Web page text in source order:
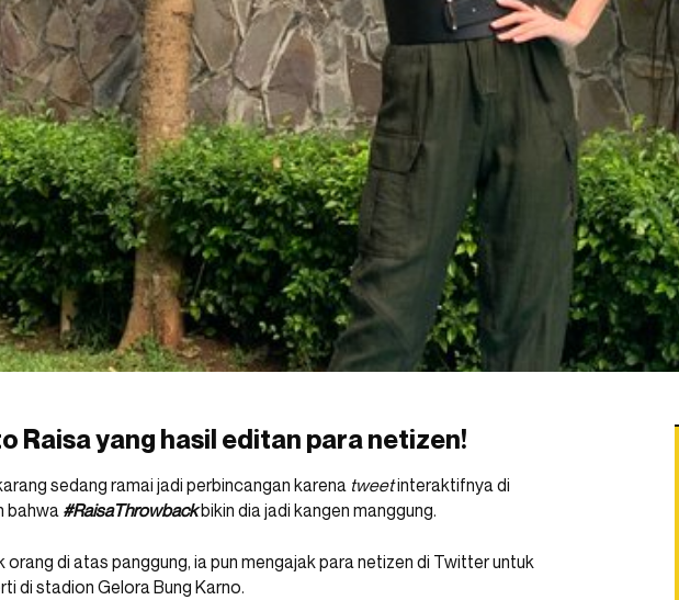
Raisa yang hasil editan para netizen!
sedang ramai jadi perbincangan karena tweetinteraktifnya di
bahwa #RaisaThrowbackbikin dia jadi kangen manggung.
orang di atas panggung, ia pun mengajak para netizen di Twitter untuk
di stadion Gelora Bung Karno.